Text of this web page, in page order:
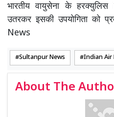
भारतीय वायुसेना के हरक्युलिस
उतरकर इसकी उपयोगिता को
News
Sultanpur News Indian Air
About The